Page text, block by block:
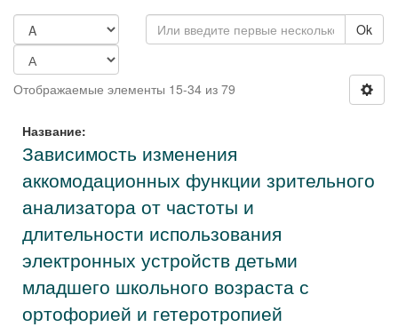
Ok
Отображаемые элементы 15-34 из 79
Название:
Зависимость изменения
аккомодационных функции зрительного
анализатора от частоты и
длительности использования
электронных устройств детьми
младшего школьного возраста с
ортофорией и гетеротропией